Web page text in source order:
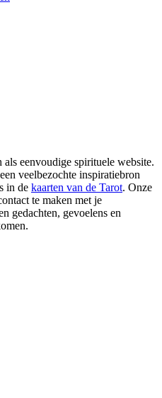
eenvoudige spirituele website.
veelbezochte inspiratiebron
in de kaarten van de Tarot. Onze
te maken met je
gedachten, gevoelens en